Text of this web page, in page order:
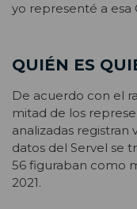
yo representé a esa
QUIÉN ES
De acuerdo con el
mitad de los
analizadas registran
datos del Servel se
56 figuraban como
2021.